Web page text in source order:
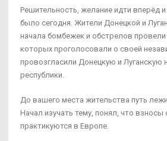
Решительность, желание идти вперёд
было сегодня. Жители Донецкой и
начала бомбежек и обстрелов
которых проголосовали о своей
провозгласили Донецкую и Луганскую
республики.
До вашего места жительства путь
Начал изучать тему, понял, что
практикуются в Европе.